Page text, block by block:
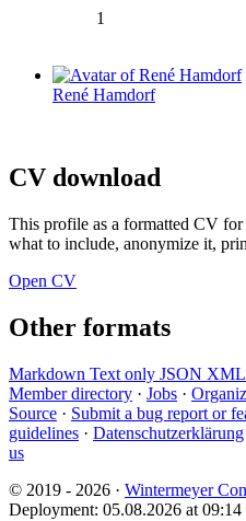
1
René Hamdorf
CV download
This profile as a formatted CV
what to include, anonymize it,
Open CV
Other formats
Markdown Text only JSON XML
Member directory · Jobs ·
Source · Submit a bug report or
guidelines · Datenschutzerklärung
us
© 2019 - 2026 · Wintermeyer
Deployment: 05.08.2026 at 09:14